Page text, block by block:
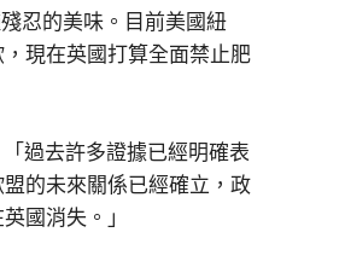
忍的美味。目前美國紐
現在英國打算全面禁止肥
過去許多證據已經明確表
的未來關係已經確立，政
國消失。」